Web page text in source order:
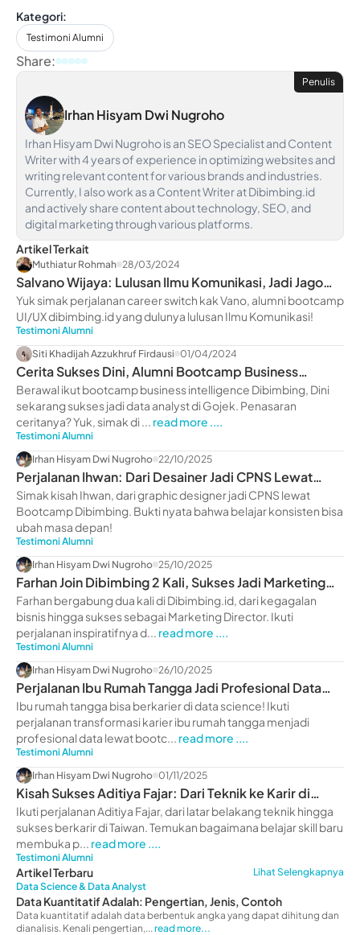
Kategori:
Testimoni Alumni
Share:
Penulis
Irhan Hisyam Dwi Nugroho
Irhan Hisyam Dwi Nugroho is an SEO Specialist and Content
Writer with 4 years of experience in optimizing websites and
writing relevant content for various brands and industries.
Currently, I also work as a Content Writer at Dibimbing.id
and actively share content about technology, SEO, and
digital marketing through various platforms.
Artikel Terkait
Muthiatur Rohmah 28/03/2024
Salvano Wijaya: Lulusan Ilmu Komunikasi, Jadi Jago
UI/UX Design!
Yuk simak perjalanan career switch kak Vano, alumni bootcamp
UI/UX dibimbing.id yang dulunya lulusan Ilmu Komunikasi!
Testimoni Alumni
Siti Khadijah Azzukhruf Firdausi 01/04/2024
Cerita Sukses Dini, Alumni Bootcamp Business
Intelligence
Berawal ikut bootcamp business intelligence Dibimbing, Dini
sekarang sukses jadi data analyst di Gojek. Penasaran
ceritanya? Yuk, simak di ... read more ....
Testimoni Alumni
Irhan Hisyam Dwi Nugroho 22/10/2025
Perjalanan Ihwan: Dari Desainer Jadi CPNS Lewat
Dibimbing
Simak kisah Ihwan, dari graphic designer jadi CPNS lewat
Bootcamp Dibimbing. Bukti nyata bahwa belajar konsisten bisa
ubah masa depan!
Testimoni Alumni
Irhan Hisyam Dwi Nugroho 25/10/2025
Farhan Join Dibimbing 2 Kali, Sukses Jadi Marketing
Director
Farhan bergabung dua kali di Dibimbing.id, dari kegagalan
bisnis hingga sukses sebagai Marketing Director. Ikuti
perjalanan inspiratifnya d... read more ....
Testimoni Alumni
Irhan Hisyam Dwi Nugroho 26/10/2025
Perjalanan Ibu Rumah Tangga Jadi Profesional Data
Science
Ibu rumah tangga bisa berkarier di data science! Ikuti
perjalanan transformasi karier ibu rumah tangga menjadi
profesional data lewat bootc... read more ....
Testimoni Alumni
Irhan Hisyam Dwi Nugroho 01/11/2025
Kisah Sukses Aditiya Fajar: Dari Teknik ke Karir di
Taiwan
Ikuti perjalanan Aditiya Fajar, dari latar belakang teknik hingga
sukses berkarir di Taiwan. Temukan bagaimana belajar skill baru
membuka p... read more ....
Testimoni Alumni
Artikel Terbaru
Lihat Selengkapnya
Data Science & Data Analyst
Data Kuantitatif Adalah: Pengertian, Jenis, Contoh
Data kuantitatif adalah data berbentuk angka yang dapat dihitung dan
dianalisis. Kenali pengertian,... read more...